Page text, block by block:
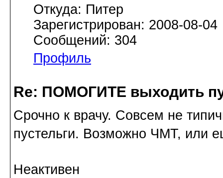
Откуда: Питер
Зарегистрирован: 2008-08-04
Сообщений: 304
Профиль
Re: ПОМОГИТЕ выходить
Срочно к врачу. Совсем не
пустельги. Возможно ЧМТ, или
Неактивен